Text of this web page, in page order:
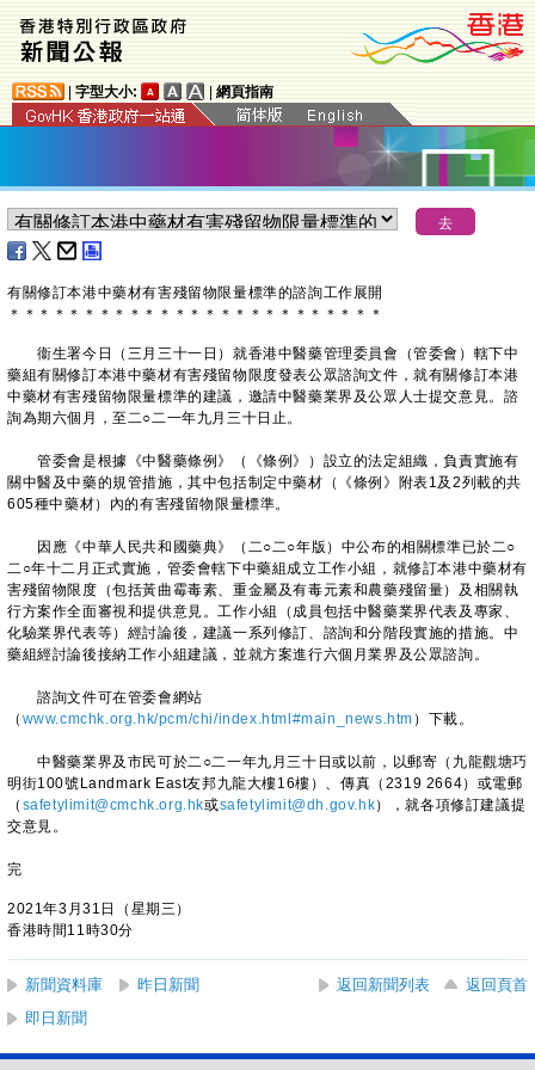
字型大小: 網頁指南
有關修訂本港中藥材有害殘留物限量標準的諮詢工作展開
＊ ＊ ＊ ＊ ＊ ＊ ＊ ＊ ＊ ＊ ＊ ＊ ＊ ＊ ＊ ＊ ＊ ＊ ＊ ＊ ＊ ＊ ＊ ＊ ＊
衞生署今日（三月三十一日）就香港中醫藥管理委員會（管委會）轄下中
藥組有關修訂本港中藥材有害殘留物限度發表公眾諮詢文件，就有關修訂本港
中藥材有害殘留物限量標準的建議，邀請中醫藥業界及公眾人士提交意見。諮
詢為期六個月，至二○二一年九月三十日止。
管委會是根據《中醫藥條例》（《條例》）設立的法定組織，負責實施有
關中醫及中藥的規管措施，其中包括制定中藥材（《條例》附表1及2列載的共
605種中藥材）內的有害殘留物限量標準。
因應《中華人民共和國藥典》（二○二○年版）中公布的相關標準已於二○
二○年十二月正式實施，管委會轄下中藥組成立工作小組，就修訂本港中藥材有
害殘留物限度（包括黃曲霉毒素、重金屬及有毒元素和農藥殘留量）及相關執
行方案作全面審視和提供意見。工作小組（成員包括中醫藥業界代表及專家、
化驗業界代表等）經討論後，建議一系列修訂、諮詢和分階段實施的措施。中
藥組經討論後接納工作小組建議，並就方案進行六個月業界及公眾諮詢。
諮詢文件可在管委會網站
（ www.cmchk.org.hk/pcm/chi/index.html#main_news.htm ）下載。
中醫藥業界及市民可於二○二一年九月三十日或以前，以郵寄（九龍觀塘巧
明街100號Landmark East友邦九龍大樓16樓）、傳真（2319 2664）或電郵
（ safetylimit@cmchk.org.hk或safetylimit@dh.gov.hk），就各項修訂建議提
交意見。
完
2021年3月31日（星期三）
香港時間11時30分
新聞資料庫 昨日新聞 返回新聞列表
返回頁首
即日新聞